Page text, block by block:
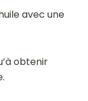
avec une
obtenir